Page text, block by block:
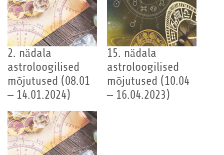
2. nädala
astroloogilised
mõjutused (08.01
– 14.01.2024)
15. nädala
astroloogilised
mõjutused (10.04
– 16.04.2023)